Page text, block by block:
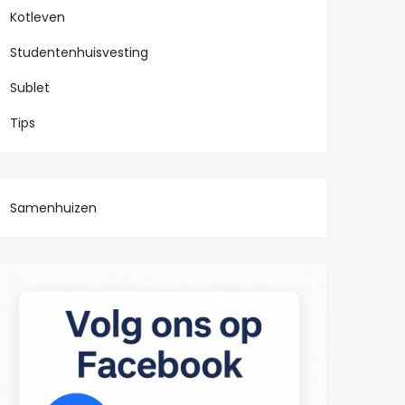
Kotleven
Studentenhuisvesting
Sublet
Tips
Samenhuizen